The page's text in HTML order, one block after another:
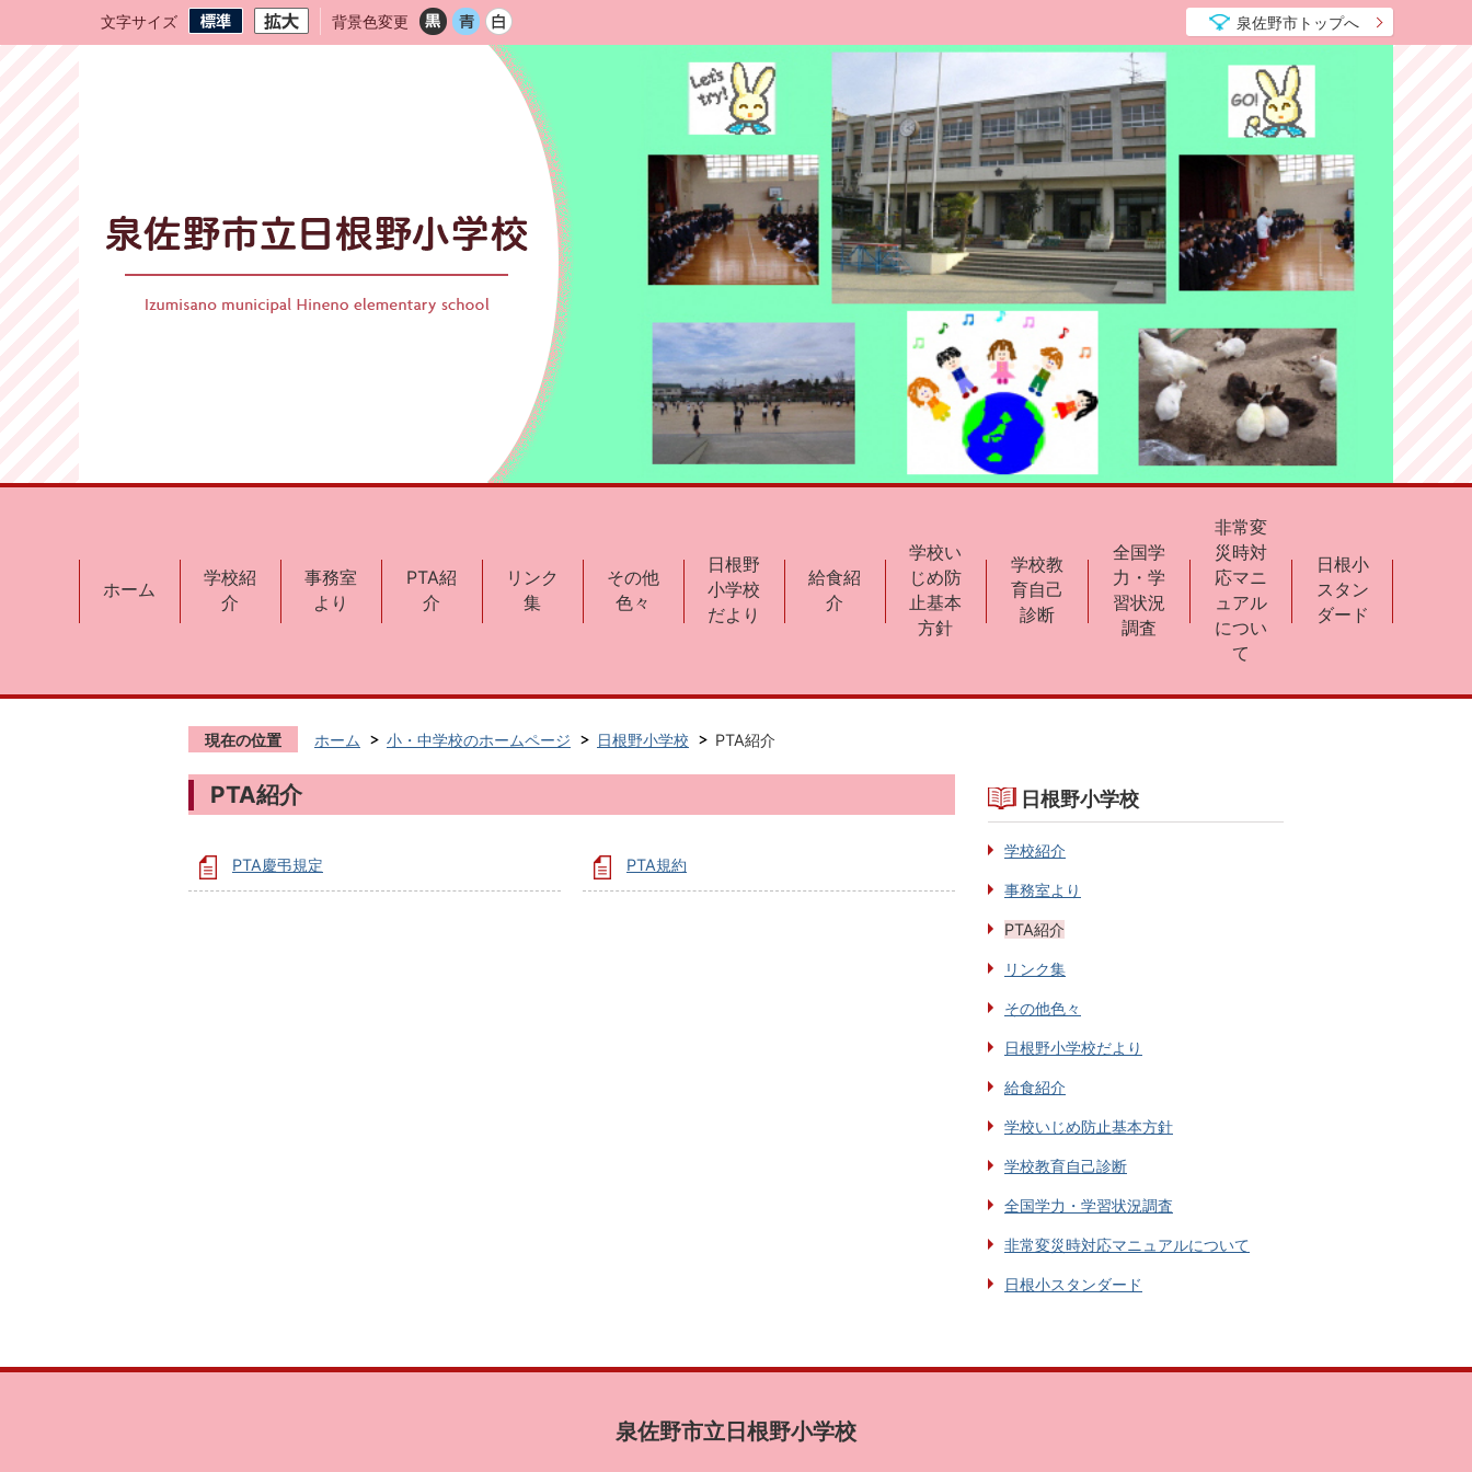
文字サイズ 背景色変更 泉佐野市トップへ
ホーム
学校紹
介
事務室
より
PTA紹
介
リンク
集
その他
色々
日根野
小学校
だより
給食紹
介
学校い
じめ防
止基本
方針
学校教
育自己
診断
全国学
力・学
習状況
調査
非常変
災時対
応マニ
ュアル
につい
て
日根小
スタン
ダード
現在の位置 ホーム 小・中学校のホームページ 日根野小学校 PTA紹介
PTA紹介
PTA慶弔規定 PTA規約
日根野小学校
学校紹介
事務室より
PTA紹介
リンク集
その他色々
日根野小学校だより
給食紹介
学校いじめ防止基本方針
学校教育自己診断
全国学力・学習状況調査
非常変災時対応マニュアルについて
日根小スタンダード
泉佐野市立日根野小学校